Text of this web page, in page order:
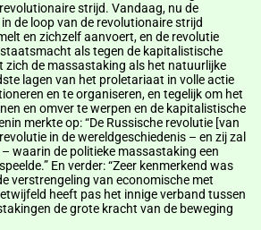
strijd. Vandaag, nu de
de loop van de revolutionaire strijd
en zichzelf aanvoert, en de revolutie
als tegen de kapitalistische
zich de massastaking als het natuurlijke
lagen van het proletariaat in volle actie
en te organiseren, en tegelijk om het
en omver te werpen en de kapitalistische
merkte op: “De Russische revolutie [van
in de wereldgeschiedenis – en zij zal
waarin de politieke massastaking een
En verder: “Zeer kenmerkend was
verstrengeling van economische met
heeft pas het innige verband tussen
de grote kracht van de beweging